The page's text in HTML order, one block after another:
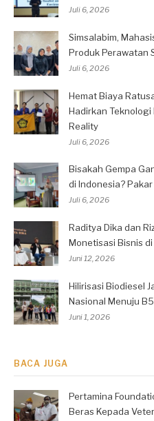
Juli 6, 2026
Simsalabim,
Produk Perawatan
Juli 6, 2026
Hemat Biaya
Hadirkan
Reality
Juli 6, 2026
Bisakah Gempa
di Indonesia?
Juli 6, 2026
Raditya Dika dan
Monetisasi Bisnis
Juni 12, 2026
Hilirisasi Biodiesel
Nasional Menuju
Juni 1, 2026
BACA JUGA
Pertamina
Beras Kepada